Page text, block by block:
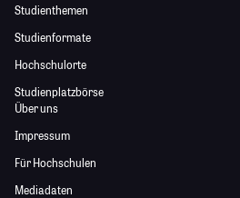
Studienthemen
Studienformate
Hochschulorte
Studienplatzbörse
Über uns
Impressum
Für Hochschulen
Mediadaten